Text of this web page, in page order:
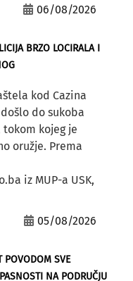
06/08/2026
BRZO LOCIRALA I
kod Cazina
do sukoba
kojeg je
oružje. Prema
iz MUP-a USK,
05/08/2026
POVODOM SVE
NA PODRUČJU